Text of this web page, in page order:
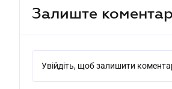
Залиште коментар
Увійдіть, щоб залишити